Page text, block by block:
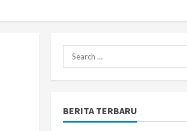
Search
for:
BERITA TERBARU